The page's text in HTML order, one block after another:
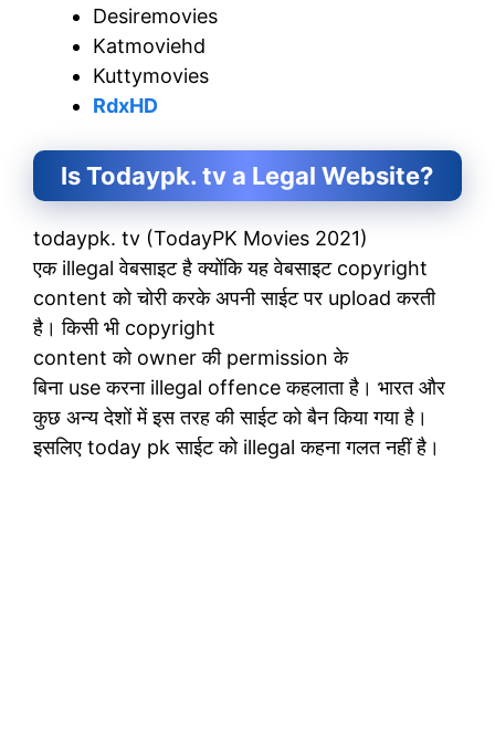
Desiremovies
Katmoviehd
Kuttymovies
RdxHD
Is Todaypk. tv a Legal Website?
todaypk. tv (TodayPK Movies 2021)
एक illegal वेबसाइट है क्योंकि यह वेबसाइट copyright
content को चोरी करके अपनी साईट पर upload करती
है। किसी भी copyright
content को owner की permission के
बिना use करना illegal offence कहलाता है। भारत और
कुछ अन्य देशों में इस तरह की साईट को बैन किया गया है।
इसलिए today pk साईट को illegal कहना गलत नहीं है।